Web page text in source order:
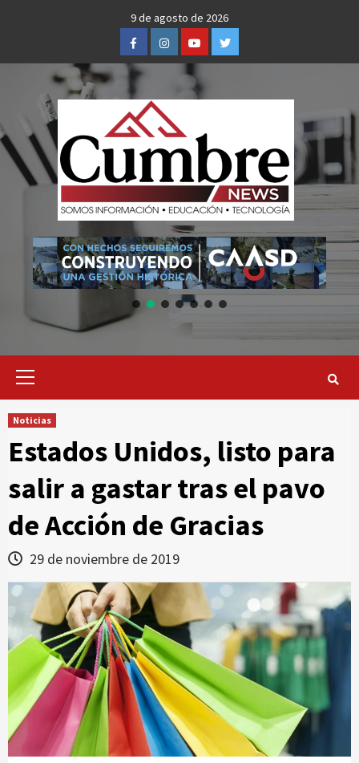
9 de agosto de 2026
FacebookInstagramYoutubeTwitter
Primary
Noticias
Estados Unidos, listo para
salir a gastar tras el pavo
de Acción de Gracias
29 de noviembre de 2019